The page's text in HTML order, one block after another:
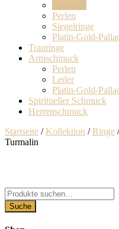
Perlen
Siegelringe
Platin-Gold-
Trauringe
Armschmuck
Perlen
Leder
Platin-Gold-
Spiritueller Schmuck
Herrenschmuck
Startseite /Kollektion /Ringe
Turmalin
Suche
nach:
Suche